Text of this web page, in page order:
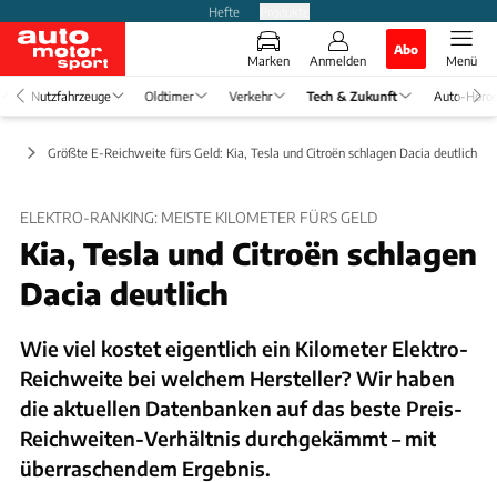
Hefte
Marken Anmelden
Abo
Menü
Nutzfahrzeuge Oldtimer Verkehr Tech & Zukunft Auto-
Größte E-Reichweite fürs Geld: Kia, Tesla und Citroën schlagen Dacia deutlich
ELEKTRO-RANKING: MEISTE KILOMETER FÜRS GELD
Kia, Tesla und Citroën schlagen
Dacia deutlich
Wie viel kostet eigentlich ein Kilometer Elektro-
Reichweite bei welchem Hersteller? Wir haben
die aktuellen Datenbanken auf das beste Preis-
Reichweiten-Verhältnis durchgekämmt – mit
überraschendem Ergebnis.